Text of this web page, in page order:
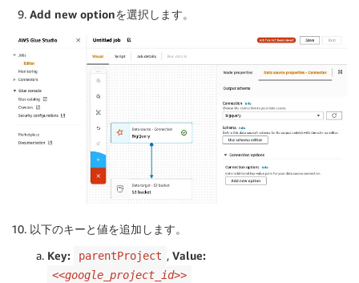
Add new optionを選択します。
以下のキーと値を追加します。
Key:
parentProject , Value:
<<google_project_id>>